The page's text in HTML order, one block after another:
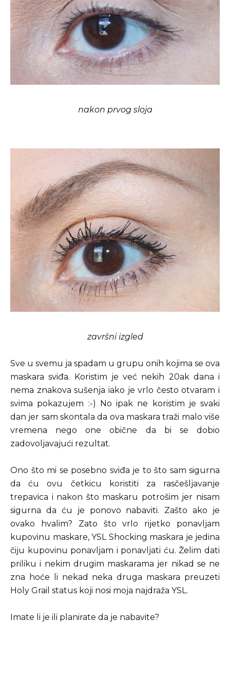
nakon prvog sloja
završni izgled
Sve u svemu ja spadam u grupu onih kojima se ova
maskara sviđa. Koristim je već nekih 20ak dana i
nema znakova sušenja iako je vrlo često otvaram i
svima pokazujem :-) No ipak ne koristim je svaki
dan jer sam skontala da ova maskara traži malo više
vremena nego one obične da bi se dobio
zadovoljavajući rezultat.
Ono što mi se posebno sviđa je to što sam sigurna
da ću ovu četkicu koristiti za rasčešljavanje
trepavica i nakon što maskaru potrošim jer nisam
sigurna da ću je ponovo nabaviti. Zašto ako je
ovako hvalim? Zato što vrlo rijetko ponavljam
kupovinu maskare, YSL Shocking maskara je jedina
čiju kupovinu ponavljam i ponavljati ću. Želim dati
priliku i nekim drugim maskarama jer nikad se ne
zna hoće li nekad neka druga maskara preuzeti
Holy Grail status koji nosi moja najdraža YSL.
Imate li je ili planirate da je nabavite?